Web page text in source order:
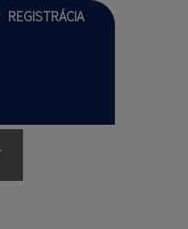
REGISTRÁCIA